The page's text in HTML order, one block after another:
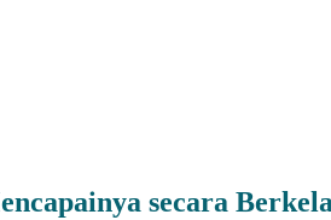
secara